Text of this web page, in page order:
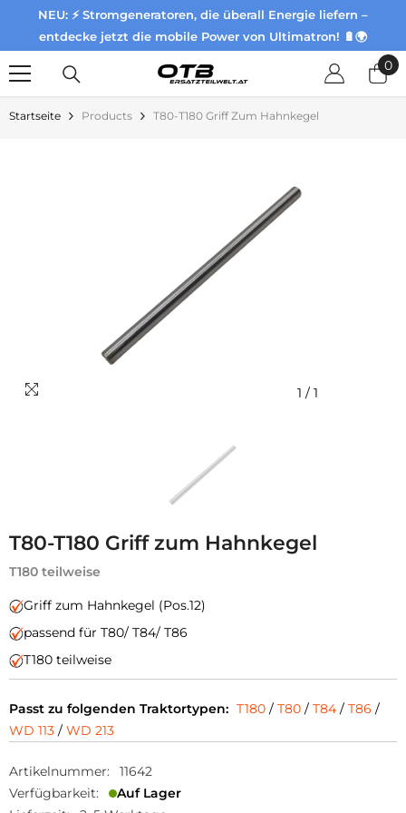
Zum Inhalt springen
NEU: ⚡ Stromgeneratoren, die überall Energie liefern –
entdecke jetzt die mobile Power von Ultimatron! 🔋🌍
0
0
Startseite Products T80-T180 Griff Zum Hahnkegel
1 / 1
T80-T180 Griff zum Hahnkegel
T180 teilweise
Griff zum Hahnkegel (Pos.12)
passend für T80/ T84/ T86
T180 teilweise
Passt zu folgenden Traktortypen: T180 / T80 / T84 / T86 /
WD 113 / WD 213
Artikelnummer:
11642
Verfügbarkeit:
Auf Lager